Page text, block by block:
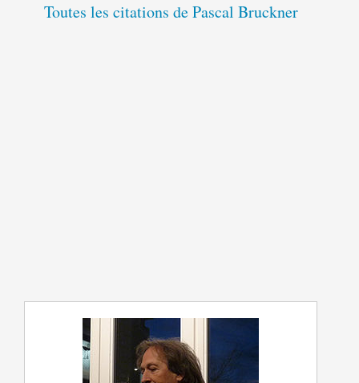
Toutes les citations de Pascal Bruckner